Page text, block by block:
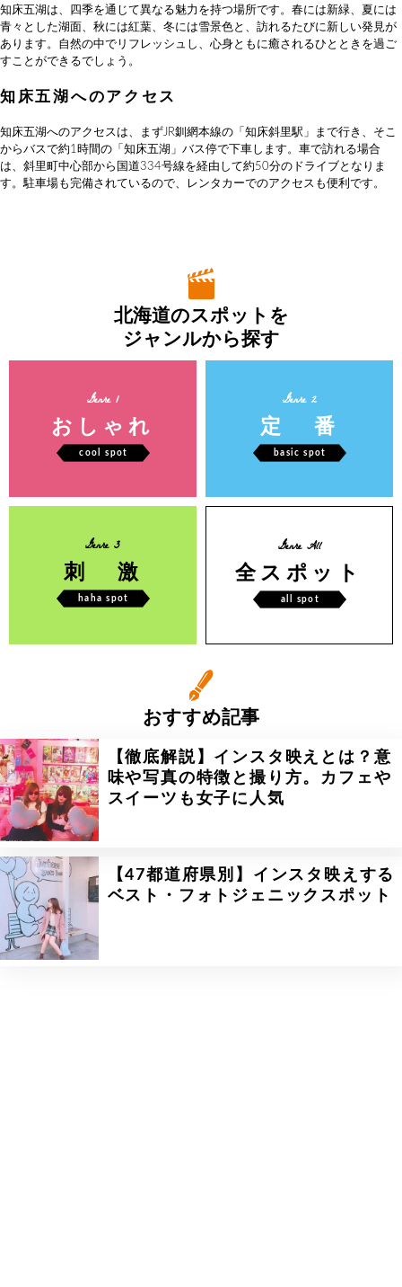
知床五湖は、四季を通じて異なる魅力を持つ場所です。春には新緑、夏には
青々とした湖面、秋には紅葉、冬には雪景色と、訪れるたびに新しい発見が
あります。自然の中でリフレッシュし、心身ともに癒されるひとときを過ご
すことができるでしょう。
知床五湖へのアクセス
知床五湖へのアクセスは、まずJR釧網本線の「知床斜里駅」まで行き、そこ
からバスで約1時間の「知床五湖」バス停で下車します。車で訪れる場合
は、斜里町中心部から国道334号線を経由して約50分のドライブとなりま
す。駐車場も完備されているので、レンタカーでのアクセスも便利です。
北海道のスポットを
ジャンルから探す
Genre 1
おしゃれ
cool spot
Genre 2
定 番
basic spot
Genre 3
刺 激
haha spot
Genre All
全スポット
all spot
おすすめ記事
【徹底解説】インスタ映えとは？意
味や写真の特徴と撮り方。カフェや
スイーツも女子に人気
【47都道府県別】インスタ映えする
ベスト・フォトジェニックスポット